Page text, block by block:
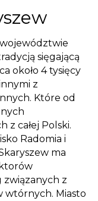
sięgającą
około 4 tysięcy
z
Które od
z całej Polski.
Radomia i
ma
związanych z
wtórnych. Miasto